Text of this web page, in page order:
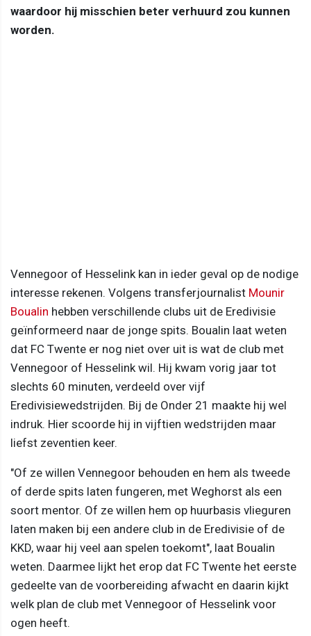
waardoor hij misschien beter verhuurd zou kunnen
worden.
Vennegoor of Hesselink kan in ieder geval op de nodige
interesse rekenen. Volgens transferjournalist Mounir
Boualin hebben verschillende clubs uit de Eredivisie
geïnformeerd naar de jonge spits. Boualin laat weten
dat FC Twente er nog niet over uit is wat de club met
Vennegoor of Hesselink wil. Hij kwam vorig jaar tot
slechts 60 minuten, verdeeld over vijf
Eredivisiewedstrijden. Bij de Onder 21 maakte hij wel
indruk. Hier scoorde hij in vijftien wedstrijden maar
liefst zeventien keer.
"Of ze willen Vennegoor behouden en hem als tweede
of derde spits laten fungeren, met Weghorst als een
soort mentor. Of ze willen hem op huurbasis vlieguren
laten maken bij een andere club in de Eredivisie of de
KKD, waar hij veel aan spelen toekomt", laat Boualin
weten. Daarmee lijkt het erop dat FC Twente het eerste
gedeelte van de voorbereiding afwacht en daarin kijkt
welk plan de club met Vennegoor of Hesselink voor
ogen heeft.